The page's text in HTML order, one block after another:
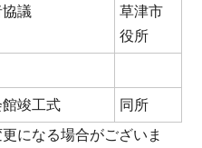
議
草津市
役所
竣工式
同所
になる場合がございま